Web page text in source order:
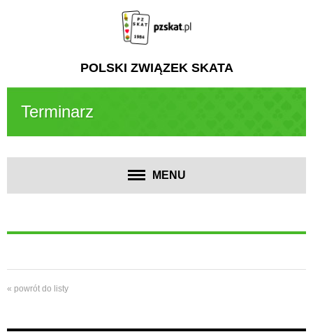
POLSKI ZWIĄZEK SKATA
Terminarz
MENU
« powrót do listy